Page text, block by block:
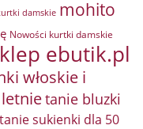
damskie mohito
Nowości kurtki damskie
ebutik.pl
włoskie i
tanie bluzki
tanie sukienki dla 50